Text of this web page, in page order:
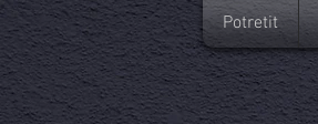
Potretit